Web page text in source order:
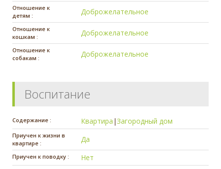
Отношение к
детям :
Доброжелательное
Отношение к
кошкам :
Доброжелательное
Отношение к
собакам :
Доброжелательное
Воспитание
Содержание : Квартира |Загородный дом
Приучен к жизни в
квартире :
Да
Приучен к поводку : Нет